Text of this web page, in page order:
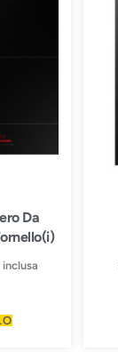
Da
inclusa